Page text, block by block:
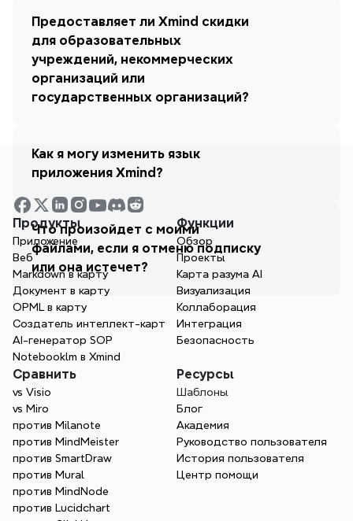
Предоставляет ли Xmind скидки
для образовательных
учреждений, некоммерческих
организаций или
государственных организаций?
Как я могу изменить язык
приложения Xmind?
Что произойдет с моими
файлами, если я отменю подписку
или она истечет?
Продукты
Приложение
Веб
Markdown в карту
Документ в карту
OPML в карту
Создатель интеллект-карт
AI-генератор SOP
Notebooklm в Xmind
Функции
Обзор
Проекты
Карта разума AI
Визуализация
Коллаборация
Интеграция
Безопасность
Сравнить
vs Visio
vs Miro
против Milanote
против MindMeister
против SmartDraw
против Mural
против MindNode
против Lucidchart
Ресурсы
Шаблоны
Блог
Академия
Руководство пользователя
История пользователя
Центр помощи